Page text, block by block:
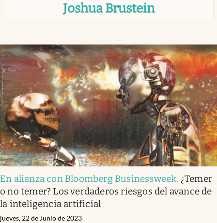
Infotechnology
Mundial 2026
Eventos Corporativos
El Cronista Studio
Mediakit
abre en nueva pestaña
Argentina
Joshua Brustein
En alianza con Bloomberg Businessweek. ¿Temer
o no temer? Los verdaderos riesgos del avance de
la inteligencia artificial
jueves, 22 de Junio de 2023